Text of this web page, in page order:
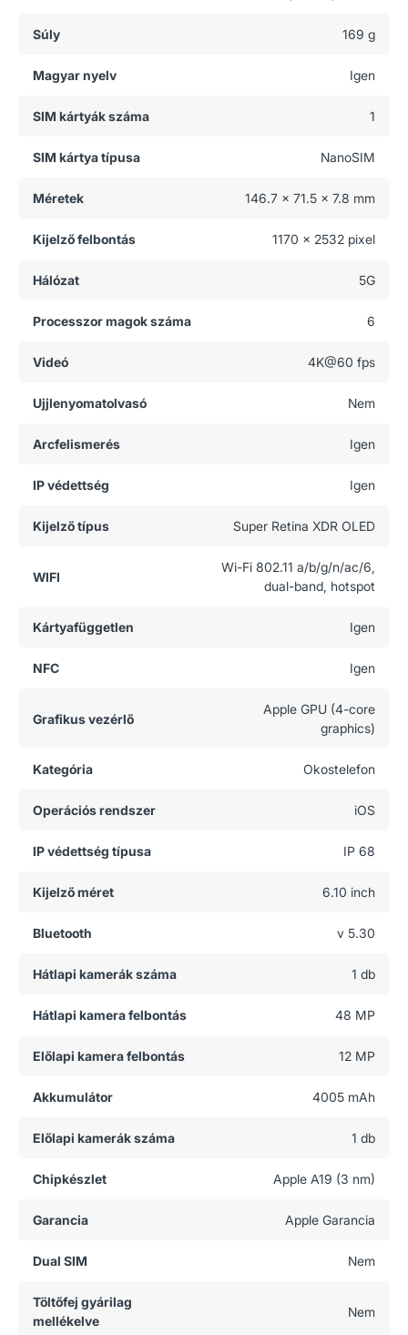
Súly 169 g
Magyar nyelv Igen
SIM kártyák száma 1
SIM kártya típusa NanoSIM
Méretek 146.7 x 71.5 x 7.8 mm
Kijelző felbontás 1170 x 2532 pixel
Hálózat 5G
Processzor magok száma 6
Videó 4K@60 fps
Ujjlenyomatolvasó Nem
Arcfelismerés Igen
IP védettség Igen
Kijelző típus Super Retina XDR OLED
WIFI
Wi-Fi 802.11 a/b/g/n/ac/6,
dual-band, hotspot
Kártyafüggetlen Igen
NFC Igen
Grafikus vezérlő
Apple GPU (4-core
graphics)
Kategória Okostelefon
Operációs rendszer iOS
IP védettség típusa IP 68
Kijelző méret 6.10 inch
Bluetooth v 5.30
Hátlapi kamerák száma 1 db
Hátlapi kamera felbontás 48 MP
Előlapi kamera felbontás 12 MP
Akkumulátor 4005 mAh
Előlapi kamerák száma 1 db
Chipkészlet Apple A19 (3 nm)
Garancia Apple Garancia
Dual SIM Nem
Töltőfej gyárilag
mellékelve
Nem